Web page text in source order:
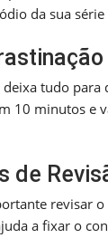
da sua
tudo
10 minutos e
de
revisar
a fixar o